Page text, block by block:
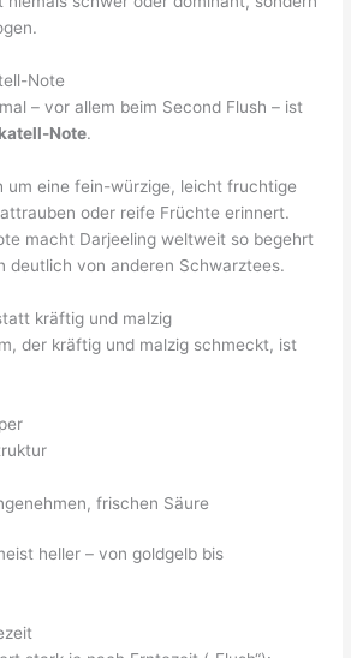
Note
– vor allem beim Second Flush – ist
Note.
um eine fein-würzige, leicht fruchtige
oder reife Früchte erinnert.
macht Darjeeling weltweit so begehrt
deutlich von anderen Schwarztees.
kräftig und malzig
der kräftig und malzig schmeckt, ist
frischen Säure
heller – von goldgelb bis